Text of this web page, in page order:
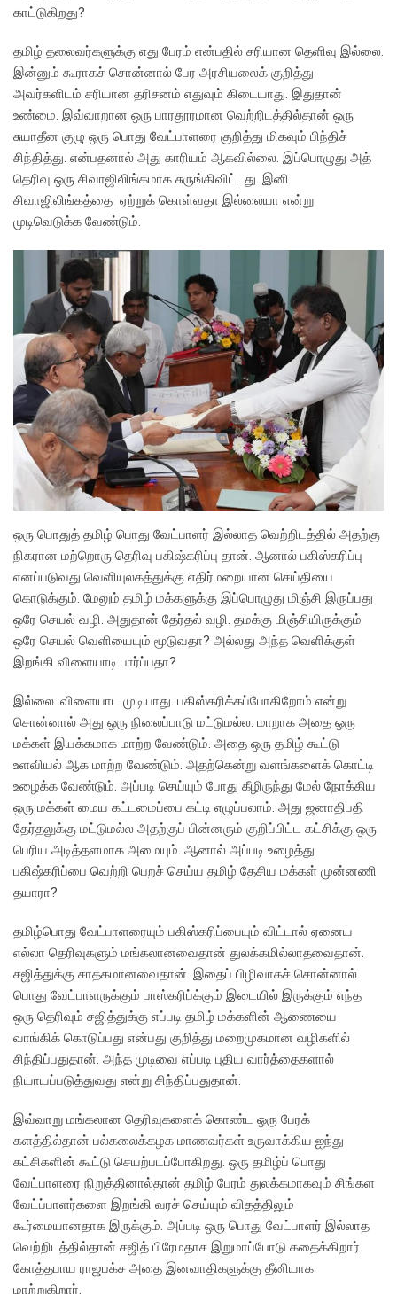
காட்டுகிறது?
தமிழ் தலைவர்களுக்கு எது பேரம் என்பதில் சரியான தெளிவு இல்லை.
இன்னும் கூராகச் சொன்னால் பேர அரசியலைக் குறித்து
அவர்களிடம் சரியான தரிசனம் எதுவும் கிடையாது. இதுதான்
உண்மை. இவ்வாறான ஒரு பாரதூரமான வெற்றிடத்தில்தான் ஒரு
சுயாதீன குழு ஒரு பொது வேட்பாளரை குறித்து மிகவும் பிந்திச்
சிந்தித்து. என்பதனால் அது காரியம் ஆகவில்லை. இப்பொழுது அத்
தெரிவு ஒரு சிவாஜிலிங்கமாக சுருங்கிவிட்டது. இனி
சிவாஜிலிங்கத்தை ஏற்றுக் கொள்வதா இல்லையா என்று
முடிவெடுக்க வேண்டும்.
ஒரு பொதுத் தமிழ் பொது வேட்பாளர் இல்லாத வெற்றிடத்தில் அதற்கு
நிகரான மற்றொரு தெரிவு பகிஷ்கரிப்பு தான். ஆனால் பகிஸ்கரிப்பு
எனப்படுவது வெளியுலகத்துக்கு எதிர்மறையான செய்தியை
கொடுக்கும். மேலும் தமிழ் மக்களுக்கு இப்பொழுது மிஞ்சி இருப்பது
ஒரே செயல் வழி. அதுதான் தேர்தல் வழி. தமக்கு மிஞ்சியிருக்கும்
ஒரே செயல் வெளியையும் மூடுவதா? அல்லது அந்த வெளிக்குள்
இறங்கி விளையாடி பார்ப்பதா?
இல்லை. விளையாட முடியாது. பகிஸ்கரிக்கப்போகிறோம் என்று
சொன்னால் அது ஒரு நிலைப்பாடு மட்டுமல்ல. மாறாக அதை ஒரு
மக்கள் இயக்கமாக மாற்ற வேண்டும். அதை ஒரு தமிழ் கூட்டு
உளவியல் ஆக மாற்ற வேண்டும். அதற்கென்று வளங்களைக் கொட்டி
உழைக்க வேண்டும். அப்படி செய்யும் போது கீழிருந்து மேல் நோக்கிய
ஒரு மக்கள் மைய கட்டமைப்பை கட்டி எழுப்பலாம். அது ஜனாதிபதி
தேர்தலுக்கு மட்டுமல்ல அதற்குப் பின்னரும் குறிப்பிட்ட கட்சிக்கு ஒரு
பெரிய அடித்தளமாக அமையும். ஆனால் அப்படி உழைத்து
பகிஷ்கரிப்பை வெற்றி பெறச் செய்ய தமிழ் தேசிய மக்கள் முன்னணி
தயாரா?
தமிழ்பொது வேட்பாளரையும் பகிஸ்கரிப்பையும் விட்டால் ஏனைய
எல்லா தெரிவுகளும் மங்கலானவைதான் துலக்கமில்லாதவைதான்.
சஜித்துக்கு சாதகமானவைதான். இதைப் பிழிவாகச் சொன்னால்
பொது வேட்பாளருக்கும் பாஸ்கரிப்க்கும் இடையில் இருக்கும் எந்த
ஒரு தெரிவும் சஜித்துக்கு எப்படி தமிழ் மக்களின் ஆணையை
வாங்கிக் கொடுப்பது என்பது குறித்து மறைமுகமான வழிகளில்
சிந்திப்பதுதான். அந்த முடிவை எப்படி புதிய வார்த்தைகளால்
நியாயப்படுத்துவது என்று சிந்திப்பதுதான்.
இவ்வாறு மங்கலான தெரிவுகளைக் கொண்ட ஒரு பேரக்
களத்தில்தான் பல்கலைக்கழக மாணவர்கள் உருவாக்கிய ஐந்து
கட்சிகளின் கூட்டு செயற்படப்போகிறது. ஒரு தமிழ்ப் பொது
வேட்பாளரை நிறுத்தினால்தான் தமிழ் பேரம் துலக்கமாகவும் சிங்கள
வேட்ப்பாளர்களை இறங்கி வரச் செய்யும் விதத்திலும்
கூர்மையானதாக இருக்கும். அப்படி ஒரு பொது வேட்பாளர் இல்லாத
வெற்றிடத்தில்தான் சஜித் பிரேமதாச இறுமாப்போடு கதைக்கிறார்.
கோத்தபாய ராஜபக்ச அதை இனவாதிகளுக்கு தீனியாக
மாற்றுகிறார்.